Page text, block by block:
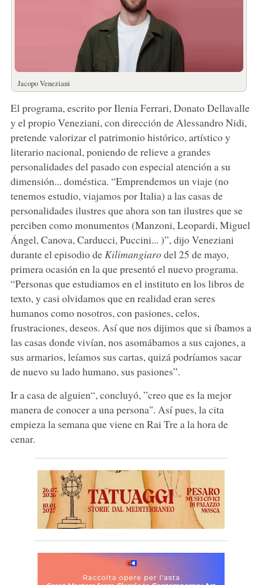
Jacopo Veneziani
El programa, escrito por Ilenia Ferrari, Donato Dellavalle
y el propio Veneziani, con dirección de Alessandro Nidi,
pretende valorizar el patrimonio histórico, artístico y
literario nacional, poniendo de relieve a grandes
personalidades del pasado con especial atención a su
dimensión... doméstica. “Emprendemos un viaje (no
tenemos estudio, viajamos por Italia) a las casas de
personalidades ilustres que ahora son tan ilustres que se
perciben como monumentos (Manzoni, Leopardi, Miguel
Ángel, Canova, Carducci, Puccini... )”, dijo Veneziani
durante el episodio de Kilimangiarodel 25 de mayo,
primera ocasión en la que presentó el nuevo programa.
“Personas que estudiamos en el instituto en los libros de
texto, y casi olvidamos que en realidad eran seres
humanos como nosotros, con pasiones, celos,
frustraciones, deseos. Así que nos dijimos que si íbamos a
las casas donde vivían, nos asomábamos a sus cajones, a
sus armarios, leíamos sus cartas, quizá podríamos sacar
de nuevo su lado humano, sus pasiones”.
Ir a casa de alguien“, concluyó, ”creo que es la mejor
manera de conocer a una persona". Así pues, la cita
empieza la semana que viene en Rai Tre a la hora de
cenar.